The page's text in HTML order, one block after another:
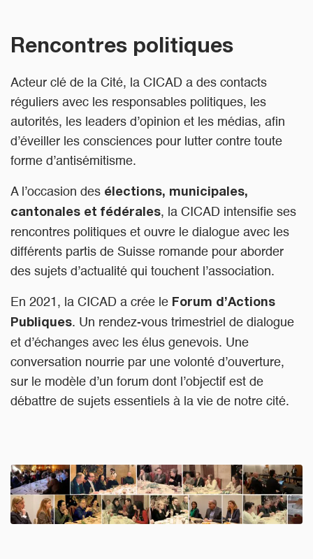
Rencontres politiques
Acteur clé de la Cité, la CICAD a des contacts
réguliers avec les responsables politiques, les
autorités, les leaders d’opinion et les médias, afin
d’éveiller les consciences pour lutter contre toute
forme d’antisémitisme.
A l’occasion des élections, municipales,
cantonales et fédérales, la CICAD intensifie ses
rencontres politiques et ouvre le dialogue avec les
différents partis de Suisse romande pour aborder
des sujets d’actualité qui touchent l’association.
En 2021, la CICAD a crée le Forum d’Actions
Publiques. Un rendez-vous trimestriel de dialogue
et d’échanges avec les élus genevois. Une
conversation nourrie par une volonté d’ouverture,
sur le modèle d’un forum dont l’objectif est de
débattre de sujets essentiels à la vie de notre cité.